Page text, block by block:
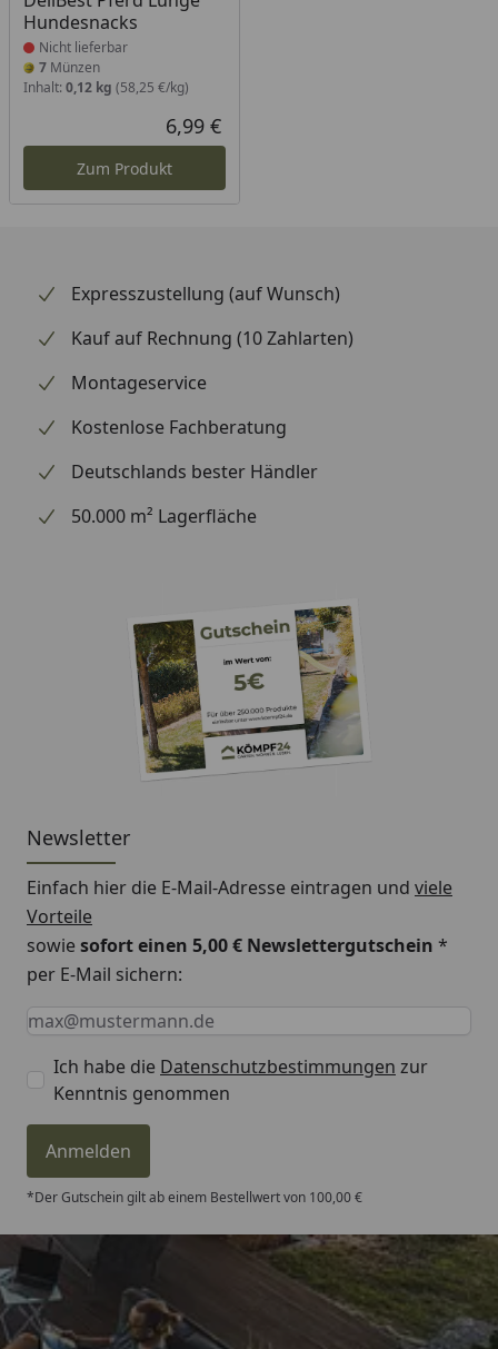
Hundesnacks
Nicht lieferbar
7 Münzen
Inhalt: 0,12 kg (58,25 €/kg)
Aktueller Preis
6,99 €
Zum Produkt
Expresszustellung (auf Wunsch)
Kauf auf Rechnung (10 Zahlarten)
Montageservice
Kostenlose Fachberatung
Deutschlands bester Händler
50.000 m² Lagerfläche
Newsletter
Einfach hier die E-Mail-Adresse eintragen und viele
Vorteile
sowiesofort einen 5,00 € Newslettergutschein *
per E-Mail sichern:
Keine Eingabe erforderlich
Eingabe erforderlich
E-Mail *
Ich habe die Datenschutzbestimmungen zur
Kenntnis genommen
Anmelden
*Der Gutschein gilt ab einem Bestellwert von 100,00 €
Trusted Shops